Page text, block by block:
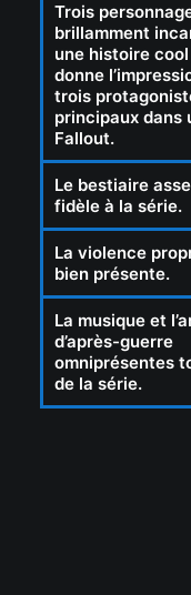
Trois
brillamment
une histoire
donne
trois
principaux dans
Fallout.
Le bestiaire
fidèle à la série.
La violence
bien présente.
La musique et
d’après-guerre
omniprésentes
de la série.